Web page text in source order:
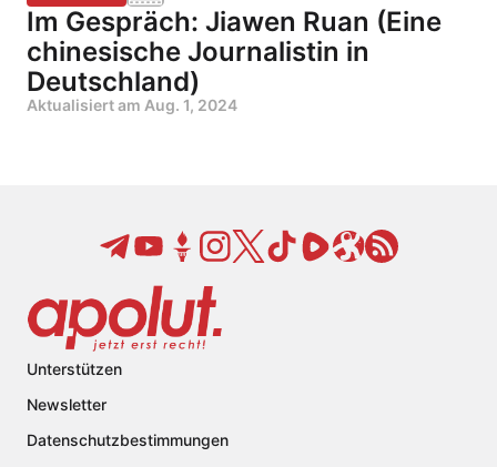
Im Gespräch: Jiawen Ruan (Eine
chinesische Journalistin in
Deutschland)
Aktualisiert am Aug. 1, 2024
Unterstützen
Newsletter
Datenschutzbestimmungen